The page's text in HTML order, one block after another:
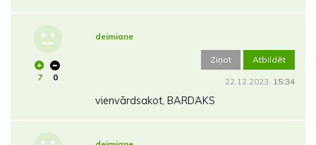
7 0
deimiane
Ziņot Atbildēt
22.12.2023. 15:34
vienvārdsakot, BARDAKS